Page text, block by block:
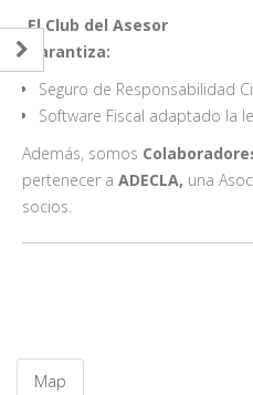
El Club del Asesor
Garantiza:
Seguro de Responsabilidad
Software Fiscal adaptado la
Además, somos
pertenecer a ADECLA, una
socios.
Map